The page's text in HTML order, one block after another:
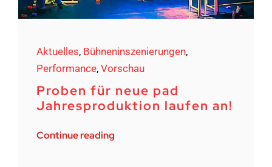
Aktuelles, Bühneninszenierungen,
Performance, Vorschau
Proben für neue pad
Jahresproduktion laufen an!
Continue reading